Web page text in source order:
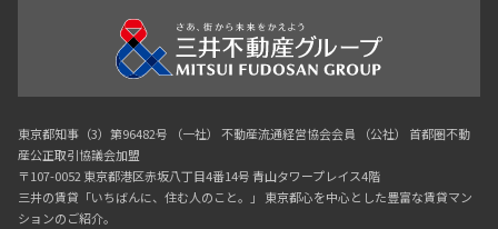
東京都知事（3）第96482号 （一社） 不動産流通経営協会会員 （公社） 首都圏不動
産公正取引協議会加盟
〒107-0052 東京都港区赤坂八丁目4番14号 青山タワープレイス4階
三井の賃貸「いちばんに、住む人のこと。」 東京都心を中心とした豊富な賃貸マン
ションのご紹介。